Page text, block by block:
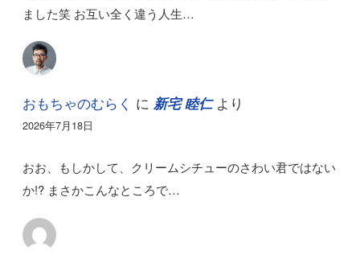
ました笑 お互い全く違う人生…
おもちゃのむらく に 新宅 睦仁より
2026年7月18日
おお、もしかして、クリームシチューのさわい君ではない
か!? まさかこんなところで…